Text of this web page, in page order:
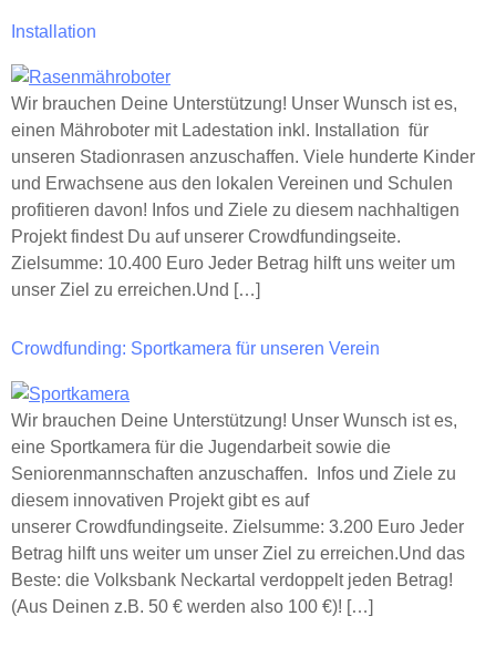
Installation
Wir brauchen Deine Unterstützung! Unser Wunsch ist es,
einen Mähroboter mit Ladestation inkl. Installation für
unseren Stadionrasen anzuschaffen. Viele hunderte Kinder
und Erwachsene aus den lokalen Vereinen und Schulen
profitieren davon! Infos und Ziele zu diesem nachhaltigen
Projekt findest Du auf unserer Crowdfundingseite.
Zielsumme: 10.400 Euro Jeder Betrag hilft uns weiter um
unser Ziel zu erreichen.Und […]
Crowdfunding: Sportkamera für unseren Verein
Wir brauchen Deine Unterstützung! Unser Wunsch ist es,
eine Sportkamera für die Jugendarbeit sowie die
Seniorenmannschaften anzuschaffen. Infos und Ziele zu
diesem innovativen Projekt gibt es auf
unserer Crowdfundingseite. Zielsumme: 3.200 Euro Jeder
Betrag hilft uns weiter um unser Ziel zu erreichen.Und das
Beste: die Volksbank Neckartal verdoppelt jeden Betrag!
(Aus Deinen z.B. 50 € werden also 100 €)! […]